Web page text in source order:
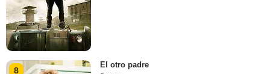
8
El otro padre